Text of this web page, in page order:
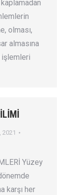
olması,
almasına
2021
Yüzey
karşı her